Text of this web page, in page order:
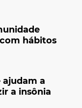
hábitos
a
a insônia